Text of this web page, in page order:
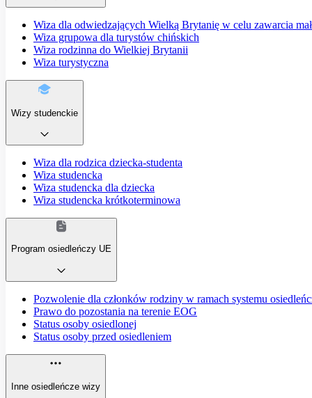
Wiza dla odwiedzających Wielką Brytanię w celu zawarcia
Wiza grupowa dla turystów chińskich
Wiza rodzinna do Wielkiej Brytanii
Wiza turystyczna
Wizy studenckie
Wiza dla rodzica dziecka-studenta
Wiza studencka
Wiza studencka dla dziecka
Wiza studencka krótkoterminowa
Program osiedleńczy UE
Pozwolenie dla członków rodziny w ramach systemu
Prawo do pozostania na terenie EOG
Status osoby osiedlonej
Status osoby przed osiedleniem
Inne osiedleńcze wizy